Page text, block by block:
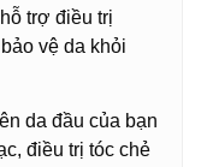
trợ điều trị
vệ da khỏi
da đầu của bạn
điều trị tóc chẻ